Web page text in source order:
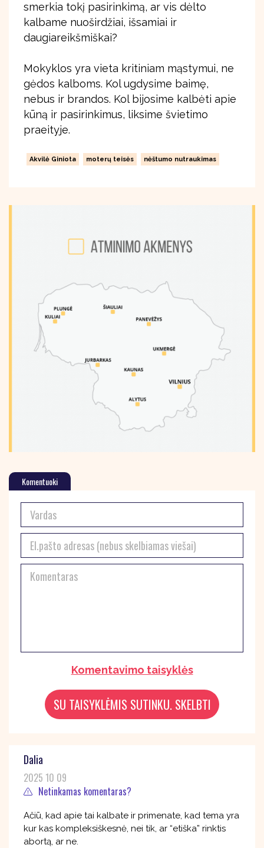
smerkia tokį pasirinkimą, ar vis dėlto
kalbame nuoširdžiai, išsamiai ir
daugiareikšmiškai?
Mokyklos yra vieta kritiniam mąstymui, ne
gėdos kalboms. Kol ugdysime baimę,
nebus ir brandos. Kol bijosime kalbėti apie
kūną ir pasirinkimus, liksime švietimo
praeityje.
Akvilė Giniota moterų teisės nėštumo nutraukimas
Komentuoki
Komentavimo taisyklės
Dalia
2025 10 09
Netinkamas komentaras?
Ačiū, kad apie tai kalbate ir primenate, kad tema yra
kur kas kompleksiškesnė, nei tik, ar “etiška” rinktis
abortą, ar ne.